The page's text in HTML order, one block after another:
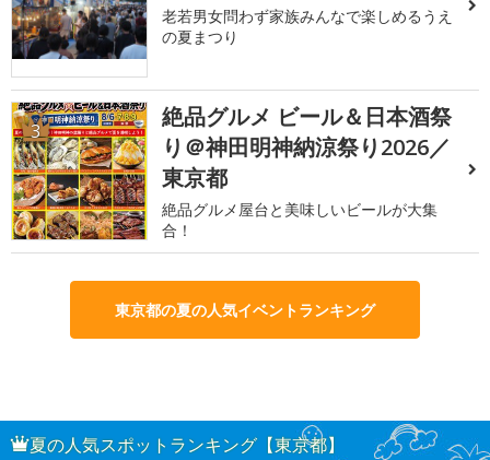
老若男女問わず家族みんなで楽しめるうえ
の夏まつり
3
絶品グルメ ビール＆日本酒祭
り＠神田明神納涼祭り2026／
東京都
絶品グルメ屋台と美味しいビールが大集
合！
東京都の夏の人気イベントランキング
夏の人気スポットランキング【東京都】